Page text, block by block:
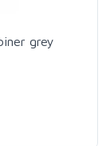
grey